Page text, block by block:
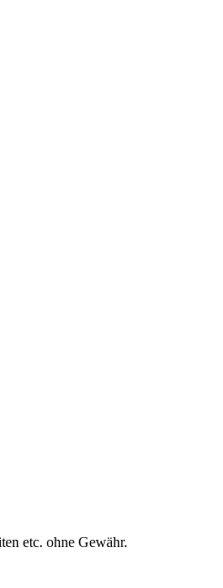
etc. ohne Gewähr.